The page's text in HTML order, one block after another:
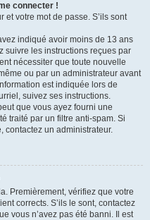
connecter !
et votre mot de passe. S’ils sont
indiqué avoir moins de 13 ans
suivre les instructions reçues par
nécessiter que toute nouvelle
ou par un administrateur avant
est indiquée lors de
suivez ses instructions.
que vous ayez fourni une
traité par un filtre anti-spam. Si
contactez un administrateur.
Premièrement, vérifiez que votre
corrects. S’ils le sont, contactez
vous n’avez pas été banni. Il est